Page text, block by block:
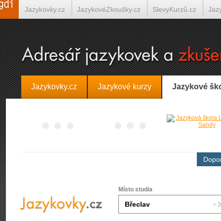
Jazykovky.cz Jazykové kurzy Jazykové
Místo studia
Jazykovky.cz JazykovéZkoušky.cz SlevyKurzů.cz
Španělština on-line Italština on-line Tlumočení-